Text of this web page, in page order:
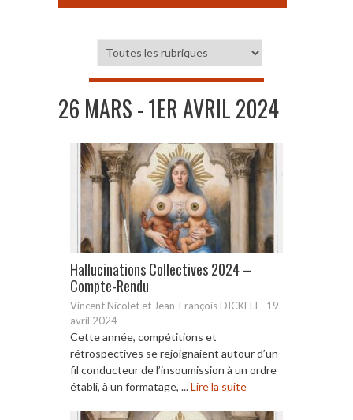
26 MARS - 1ER AVRIL 2024
Hallucinations Collectives 2024 –
Compte-Rendu
Vincent Nicolet et Jean-François DICKELI - 19
avril 2024
Cette année, compétitions et
rétrospectives se rejoignaient autour d’un
fil conducteur de l’insoumission à un ordre
établi, à un formatage, ...Lire la suite